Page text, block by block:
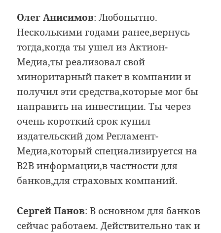
Олег Анисимов: Любопытно.
Несколькими годами ранее,вернусь
тогда,когда ты ушел из Актион-
Медиа,ты реализовал свой
миноритарный пакет в компании и
получил эти средства,которые мог бы
направить на инвестиции. Ты через
очень короткий срок купил
издательский дом Регламент-
Медиа,который специализируется на
B2B информации,в частности для
банков,для страховых компаний.
Сергей Панов: В основном для банков
сейчас работаем. Действительно так и